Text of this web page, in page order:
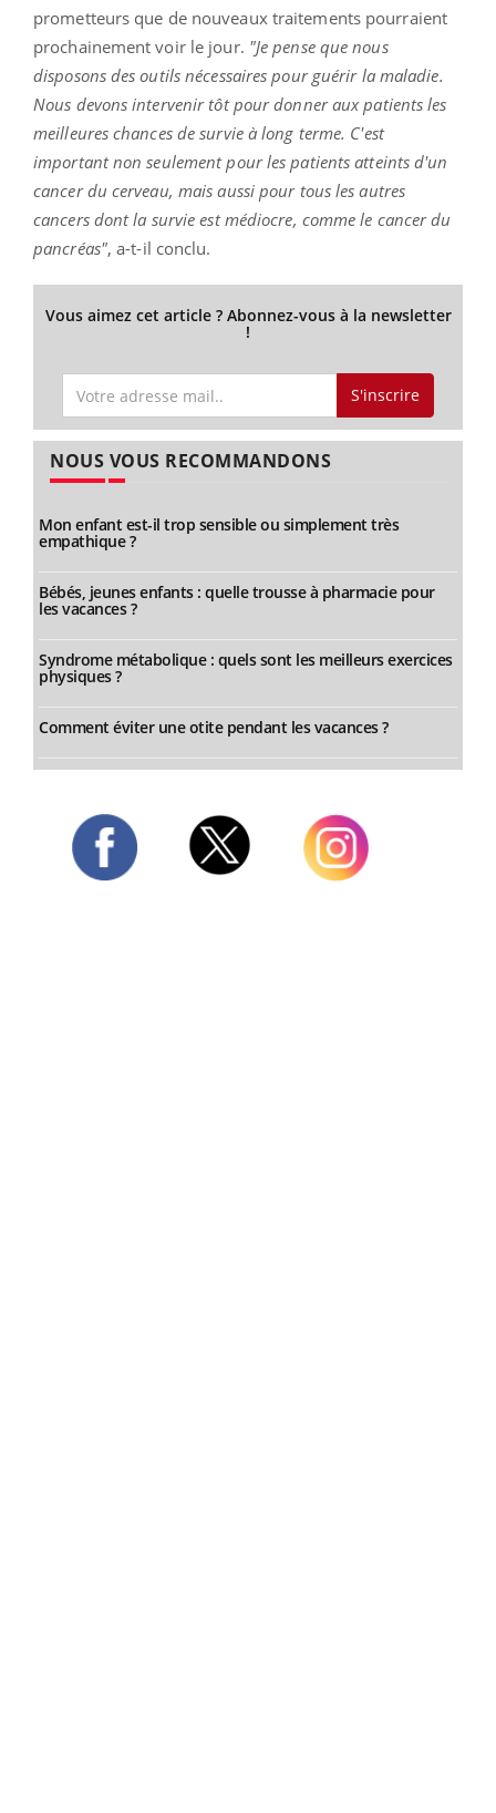
prometteurs que de nouveaux traitements pourraient
prochainement voir le jour. "Je pense que nous
disposons des outils nécessaires pour guérir la maladie.
Nous devons intervenir tôt pour donner aux patients les
meilleures chances de survie à long terme. C'est
important non seulement pour les patients atteints d'un
cancer du cerveau, mais aussi pour tous les autres
cancers dont la survie est médiocre, comme le cancer du
pancréas", a-t-il conclu.
Vous aimez cet article ? Abonnez-vous à la newsletter
!
S'inscrire
NOUS VOUS RECOMMANDONS
Mon enfant est-il trop sensible ou simplement très
empathique ?
Bébés, jeunes enfants : quelle trousse à pharmacie pour
les vacances ?
Syndrome métabolique : quels sont les meilleurs exercices
physiques ?
Comment éviter une otite pendant les vacances ?